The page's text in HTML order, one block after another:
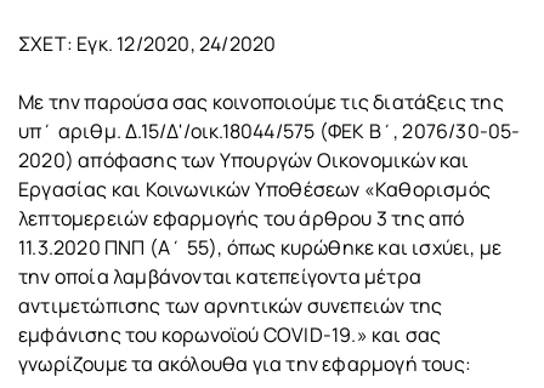
ΣΧΕΤ: Εγκ. 12/2020, 24/2020
Με την παρούσα σας κοινοποιούμε τις διατάξεις της
υπ΄ αριθμ. Δ.15/Δ'/οικ.18044/575 (ΦΕΚ Β΄, 2076/30-05-
2020) απόφασης των Υπουργών Οικονομικών και
Εργασίας και Κοινωνικών Υποθέσεων «Καθορισμός
λεπτομερειών εφαρμογής του άρθρου 3 της από
11.3.2020 ΠΝΠ (Α΄ 55), όπως κυρώθηκε και ισχύει, με
την οποία λαμβάνονται κατεπείγοντα μέτρα
αντιμετώπισης των αρνητικών συνεπειών της
εμφάνισης του κορωνοϊού COVID-19.» και σας
γνωρίζουμε τα ακόλουθα για την εφαρμογή τους: